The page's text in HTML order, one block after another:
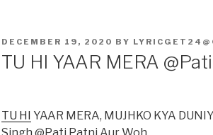
POSTED
DECEMBER 19, 2020 BY
TU HI YAAR MERA
TU HI YAAR MERA, MUJHKO KYA